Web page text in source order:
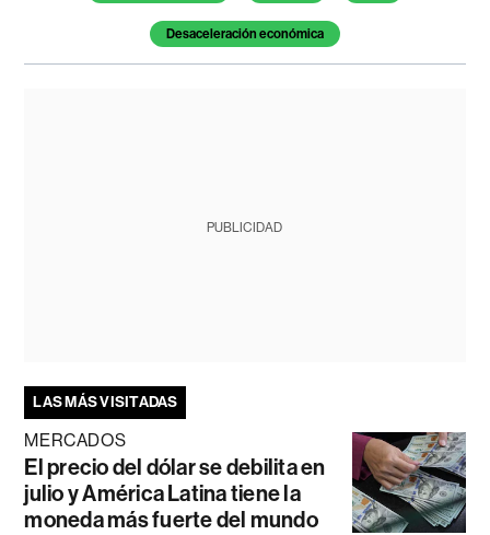
Desaceleración económica
PUBLICIDAD
LAS MÁS VISITADAS
MERCADOS
El precio del dólar se debilita en
julio y América Latina tiene la
moneda más fuerte del mundo